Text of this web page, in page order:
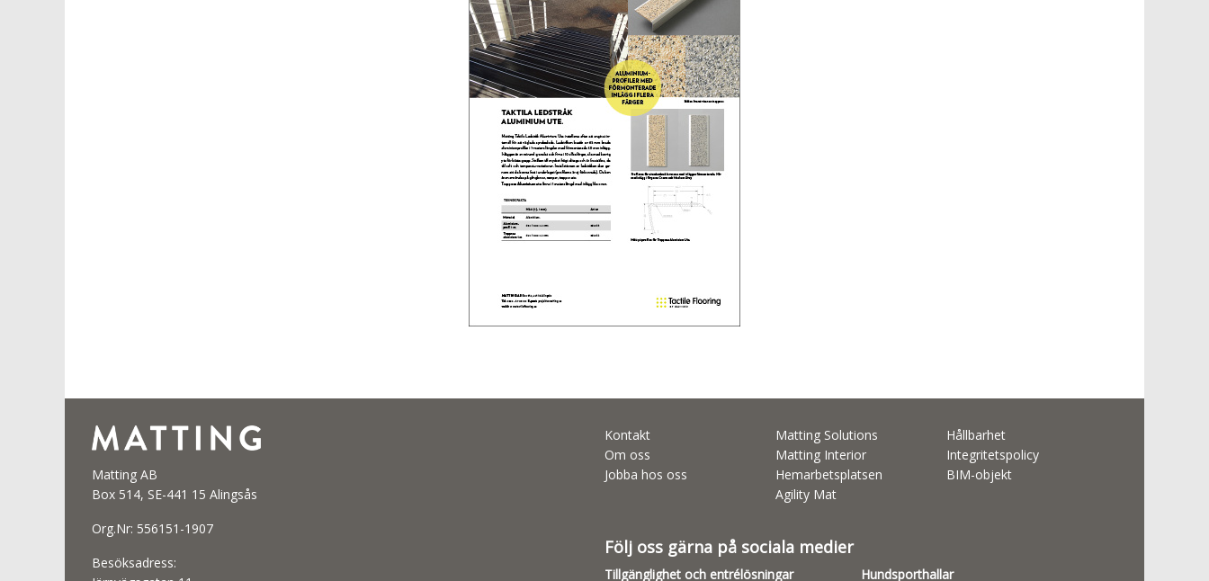
Matting AB
Box 514, SE-441 15 Alingsås
Org.Nr: 556151-1907
Besöksadress:
Kontakt
Om oss
Jobba hos oss
Matting Solutions
Matting Interior
Hemarbetsplatsen
Agility Mat
Hållbarhet
Integritetspolicy
BIM-objekt
Följ oss gärna på sociala medier
Tillgänglighet och entrélösningar Hundsporthallar